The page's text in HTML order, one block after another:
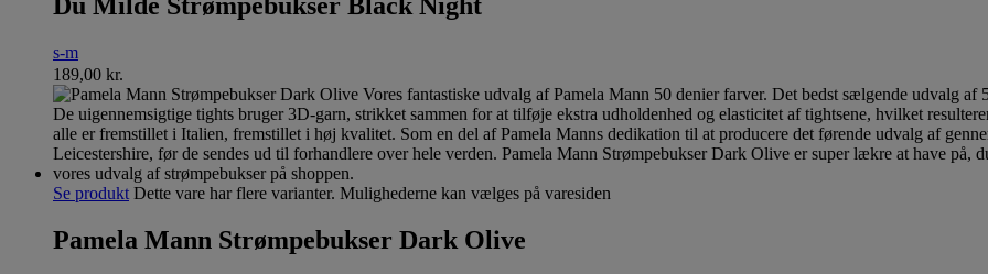
s-m
189,00 kr.
Se produkt Dette vare har flere varianter. Mulighederne kan vælges på varesiden
Pamela Mann Strømpebukser Dark Olive